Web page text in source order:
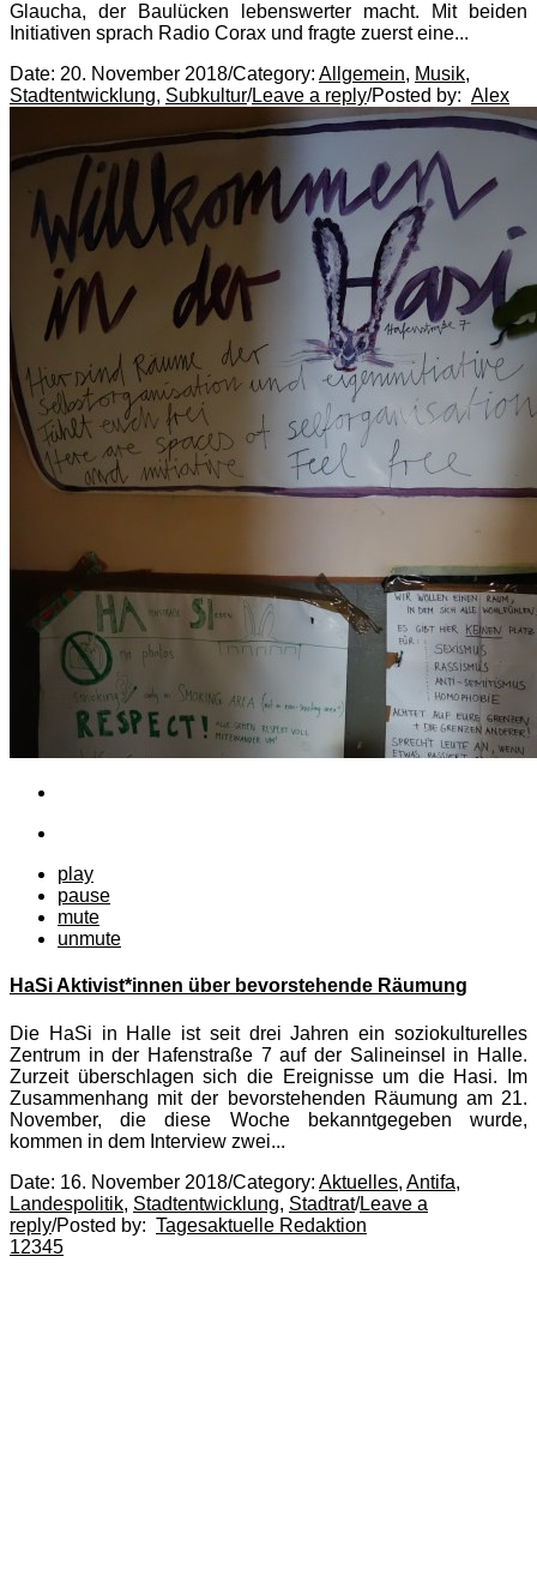
Glaucha, der Baulücken lebenswerter macht. Mit beiden
Initiativen sprach Radio Corax und fragte zuerst eine...
Date: 20. November 2018/Category: Allgemein, Musik,
Stadtentwicklung, Subkultur/Leave a reply/Posted by: Alex
play
pause
mute
unmute
HaSi Aktivist*innen über bevorstehende Räumung
Die HaSi in Halle ist seit drei Jahren ein soziokulturelles
Zentrum in der Hafenstraße 7 auf der Salineinsel in Halle.
Zurzeit überschlagen sich die Ereignisse um die Hasi. Im
Zusammenhang mit der bevorstehenden Räumung am 21.
November, die diese Woche bekanntgegeben wurde,
kommen in dem Interview zwei...
Date: 16. November 2018/Category: Aktuelles, Antifa,
Landespolitik, Stadtentwicklung, Stadtrat/Leave a
reply/Posted by: Tagesaktuelle Redaktion
12345